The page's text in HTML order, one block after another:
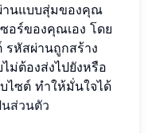
านแบบสุ่มของคุณ
อร์ของคุณเอง โดย
รหัสผ่านถูกสร้าง
ม่ต้องส่งไปยังหรือ
ไซต์ ทำให้มั่นใจได้
นส่วนตัว